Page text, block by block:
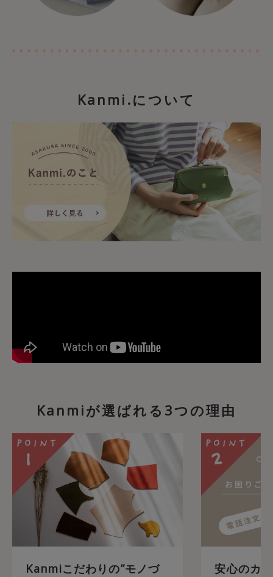
Kanmi.について
Kanmiが選ばれる3つの理由
Kanmiこだわりの”モノづ
安心のカ